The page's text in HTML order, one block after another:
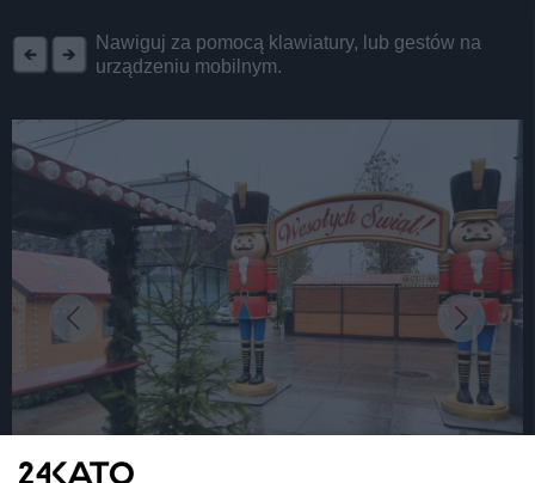
Nawiguj za pomocą klawiatury, lub gestów na
urządzeniu mobilnym.